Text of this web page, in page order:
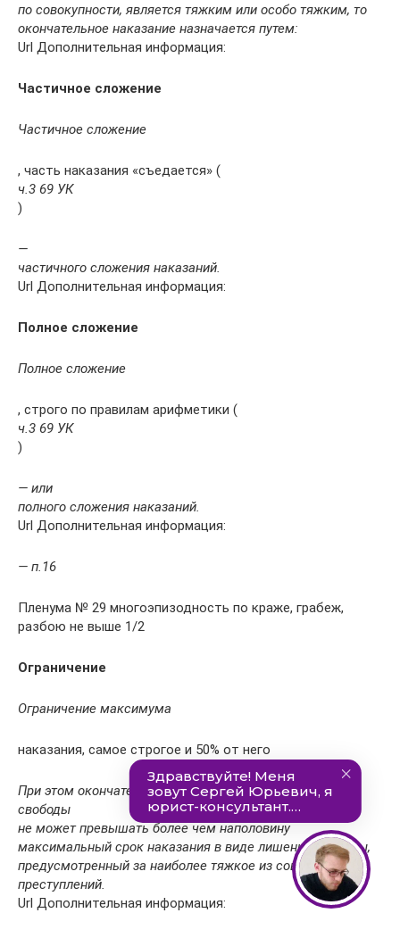
по совокупности, является тяжким или особо тяжким, то
окончательное наказание назначается путем:
Url Дополнительная информация:
Частичное сложение
Частичное сложение
, часть наказания «съедается» (
ч.3 69 УК
)
—
частичного сложения наказаний.
Url Дополнительная информация:
Полное сложение
Полное сложение
, строго по правилам арифметики (
ч.3 69 УК
)
— или
полного сложения наказаний.
Url Дополнительная информация:
— п.16
Пленума № 29 многоэпизодность по краже, грабеж,
разбою не выше 1/2
Ограничение
Ограничение максимума
наказания, самое строгое и 50% от него
При этом окончательное наказание в виде лишения
свободы
не может превышать более чем наполовину
максимальный срок наказания в виде лишения свободы,
предусмотренный за наиболее тяжкое из совершенных
преступлений.
Url Дополнительная информация: